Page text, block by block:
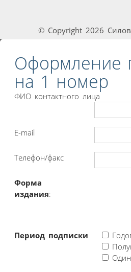
© Copyright 2026
Оформление
на 1 номер
ФИО контактного лица
E-mail
Телефон/факс
Форма
издания:
Период подписки